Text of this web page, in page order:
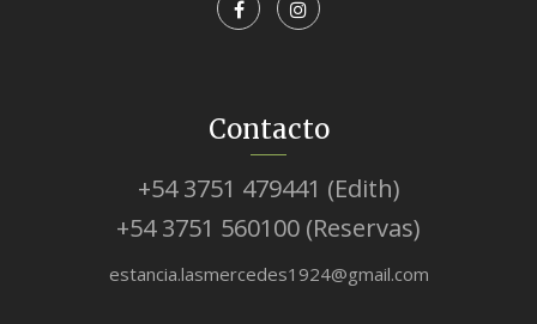
Contacto
+54 3751 479441 (Edith)
+54 3751 560100 (Reservas)
estancia.lasmercedes1924@gmail.com